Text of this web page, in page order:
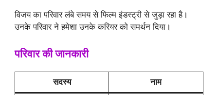
विजय का परिवार लंबे समय से फिल्म इंडस्ट्री से जुड़ा रहा है।
उनके परिवार ने हमेशा उनके करियर को समर्थन दिया।
परिवार की जानकारी
सदस्य नाम